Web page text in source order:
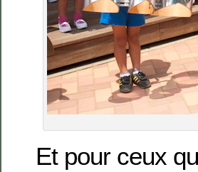
Et pour ceux